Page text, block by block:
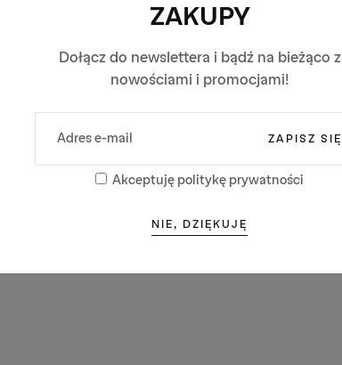
ZAKUPY
Dołącz do newslettera i bądź na bieżąco z
nowościami i promocjami!
MAIL
Akceptuję politykę prywatności
ZAPISZ SIĘ
NIE, DZIĘKUJĘ
RECENZJE KLIENTÓW
5.00 z 5